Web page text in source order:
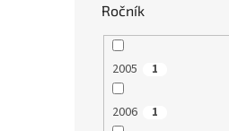
Ročník
2005 1
2006 1